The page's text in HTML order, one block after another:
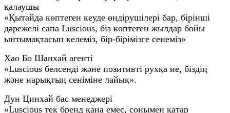
қалаушы
«Қытайда көптеген кеуде өндірушілері бар, бірінші
дәрежелі сапа Luscious, біз көптеген жылдар бойы
ынтымақтасып келеміз, бір-бірімізге сенеміз»
Хао Бо Шанхай агенті
«Luscious белсенді және позитивті рухқа ие, біздің
және нарықтың сеніміне лайық».
Дун Цинхай бас менеджері
«Luscious тек бренд қана емес, сонымен қатар